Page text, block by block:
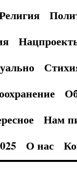
Нам
О нас